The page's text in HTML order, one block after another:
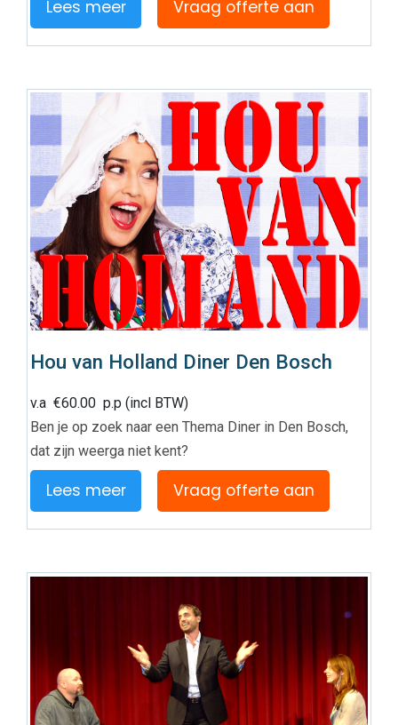
Lees meer Vraag offerte aan
Hou van Holland Diner Den Bosch
v.a€60.00 p.p (incl BTW)
Ben je op zoek naar een Thema Diner in Den Bosch,
dat zijn weerga niet kent?
Lees meer Vraag offerte aan